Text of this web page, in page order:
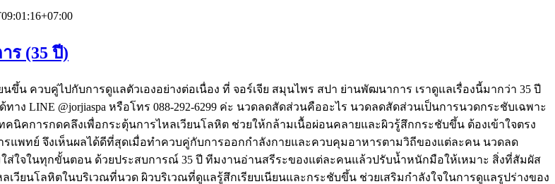
ร (35 ปี)
น ควบคู่ไปกับการดูแลตัวเองอย่างต่อเนื่อง ที่ จอร์เจีย สมุนไพร สปา ย่านพัฒนาการ เราดูแลเรื่องนี้มากว่า 35 ปี
ง LINE @jorjiaspa หรือโทร 088-292-6299 ค่ะ นวดลดสัดส่วนคืออะไร นวดลดสัดส่วนเป็นการนวดกระชับเฉพาะ
คการกดคลึงเพื่อกระตุ้นการไหลเวียนโลหิต ช่วยให้กล้ามเนื้อผ่อนคลายและผิวรู้สึกกระชับขึ้น ต้องเข้าใจตรง
แพทย์ จึงเห็นผลได้ดีที่สุดเมื่อทำควบคู่กับการออกกำลังกายและควบคุมอาหารตามวิถีของแต่ละคน นวดลด
ส่ใจในทุกขั้นตอน ด้วยประสบการณ์ 35 ปี ทีมงานอ่านสรีระของแต่ละคนแล้วปรับน้ำหนักมือให้เหมาะ สิ่งที่สัมผัส
วียนโลหิตในบริเวณที่นวด ผิวบริเวณที่ดูแลรู้สึกเรียบเนียนและกระชับขึ้น ช่วยเสริมกำลังใจในการดูแลรูปร่างของ